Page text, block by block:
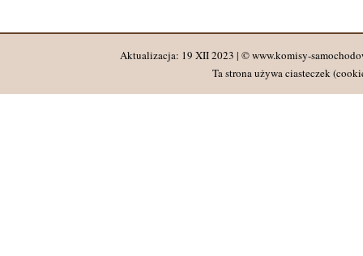
Aktualizacja: 19 XII 2023 | © www.komisy-
Ta strona używa ciasteczek